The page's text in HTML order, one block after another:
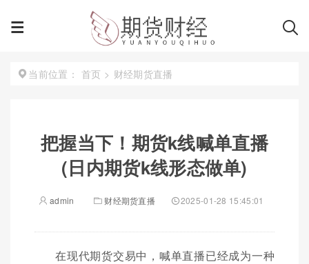
当前位置： 首页 > 财经期货直播
把握当下！期货k线喊单直播
(日内期货k线形态做单)
admin 财经期货直播 2025-01-28 15:45:01
在现代期货交易中，喊单直播已经成为一种